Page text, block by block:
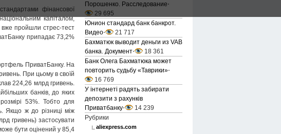
фінансової
капіталом,
вже пройшли стрес-тест
припадає 73,2%
ПриватБанку. На
При цьому в своїй
224,26 млрд гривень.
банків, до яких
53%. Тобто для
Якщо ж до різниці між
гривень) застосувати
бути оцінений у 85,4
Порошенко. Расследование⋅
29 695
Юнион стандард банк банкрот.
Видео⋅
21 717
Бахматюк выводит деньги из VAB
банка. Документ⋅
18 361
Банк Олега Бахматюка может
повторить судьбу «Таврики»⋅
16 769
У інтернеті радять забирати
депозити з рахунків
Приватбанку⋅
14 239
Рубрики
aliexpress.com